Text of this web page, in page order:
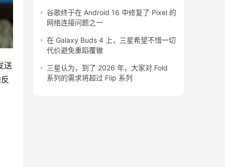
送
谷歌终于在 Android 16 中修复了 Pixel 的
网络连接问题之一
在 Galaxy Buds 4 上，三星希望不惜一切
代价避免重蹈覆辙
三星认为，到了 2026 年，大家对 Fold
系列的需求将超过 Flip 系列